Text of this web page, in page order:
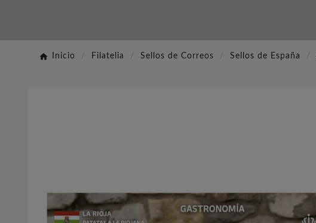
Inicio Filatelia Sellos de Correos Sellos de España